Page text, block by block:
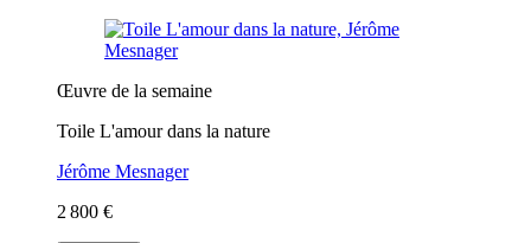
Œuvre de la semaine
Toile L'amour dans la nature
Jérôme Mesnager
2 800 €